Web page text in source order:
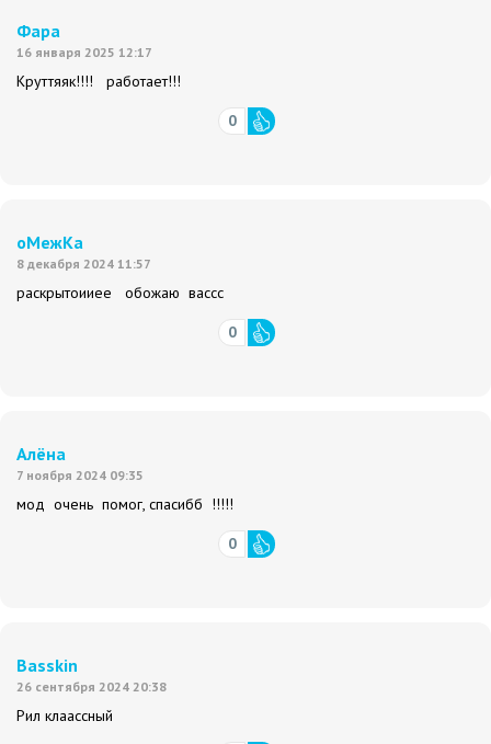
Фара
16 января 2025 12:17
Круттяяк!!!! работает!!!
0
оМежКа
8 декабря 2024 11:57
раскрытоииее обожаю вассс
0
Алёна
7 ноября 2024 09:35
мод очень помог, спасибб !!!!!
0
Basskin
26 сентября 2024 20:38
Рил клаассный